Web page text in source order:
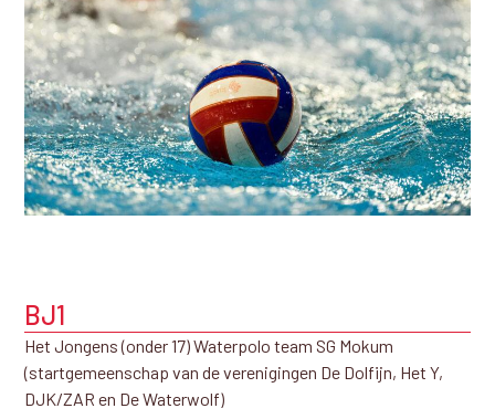
BJ1
Het Jongens (onder 17) Waterpolo team SG Mokum
(startgemeenschap van de verenigingen De Dolfijn, Het Y,
DJK/ZAR en De Waterwolf)